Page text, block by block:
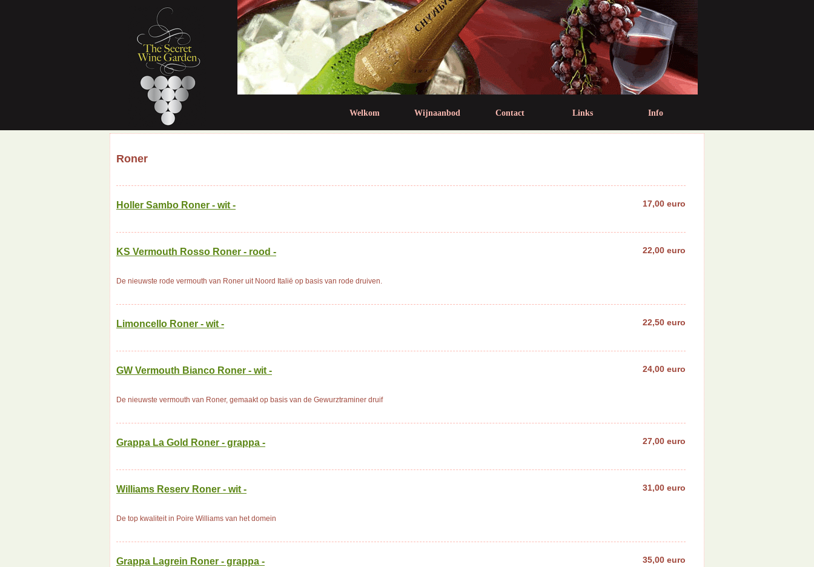
Jump to navigation
Welkom Wijnaanbod Contact Links Info
Roner
Holler Sambo Roner - wit - 17,00 euro
KS Vermouth Rosso Roner - rood - 22,00 euro
De nieuwste rode vermouth van Roner uit Noord Italië op basis van rode druiven.
Limoncello Roner - wit - 22,50 euro
GW Vermouth Bianco Roner - wit - 24,00 euro
De nieuwste vermouth van Roner, gemaakt op basis van de Gewurztraminer druif
Grappa La Gold Roner - grappa - 27,00 euro
Williams Reserv Roner - wit - 31,00 euro
De top kwaliteit in Poire Williams van het domein
Grappa Lagrein Roner - grappa - 35,00 euro